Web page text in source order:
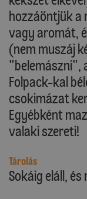
hozzáöntjük a
vagy aromát,
(nem muszáj
"belemászni",
Folpack-kal
csokimázat
Egyébként
valaki szereti!
Tárolás
Sokáig eláll,